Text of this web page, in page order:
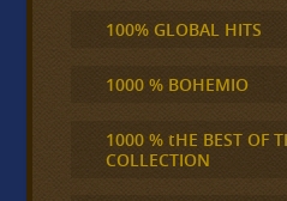
100% GLOBAL HITS
1000 % BOHEMIO
1000 % tHE BEST OF
COLLECTION